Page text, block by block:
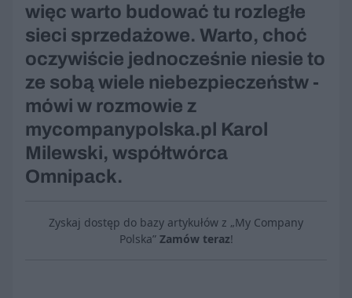
więc warto budować tu rozległe
sieci sprzedażowe. Warto, choć
oczywiście jednocześnie niesie to
ze sobą wiele niebezpieczeństw -
mówi w rozmowie z
mycompanypolska.pl Karol
Milewski, współtwórca
Omnipack.
Zyskaj dostęp do bazy artykułów z „My Company
Polska” Zamów teraz!